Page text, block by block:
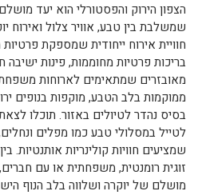
הצפון הירוק והפסטורלי הוא יעד
שמשלבת בין טבע, אוויר צלול ואירוח
חוויית אירוח ייחודית שמספקת
בריכות פרטיות מחוממות, פינות ישיבה
מאובזרים שמתאימים לארוחות
ממוקמות בלב הטבע, מוקפות בנופים
בסיס נהדר לטיולים באזור. תוכלו
לטייל במסלולי טבע כמו מפלים
שמציעים חוויות קולינריות
זוגית רומנטית, משפחתית או עם
מושלם של יוקרה ושלווה בלב הנוף